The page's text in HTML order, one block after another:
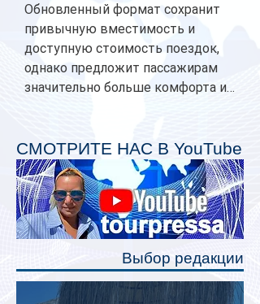
Обновленный формат сохранит
привычную вместимость и
доступную стоимость поездок,
однако предложит пассажирам
значительно больше комфорта и
планируется начать в 2027 году.
Одним из главных нововведений
станут индивидуальные шторки у
каждого спального места. Они
позволят пассажирам закрыть свою
полку во время сна или отдыха,
СМОТРИТЕ НАС В YouTube
Выбор редакции